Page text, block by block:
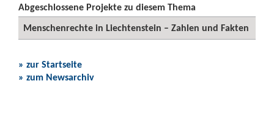
Abgeschlossene Projekte zu diesem Thema
Menschenrechte in Liechtenstein – Zahlen und Fakten
» zur Startseite
» zum Newsarchiv